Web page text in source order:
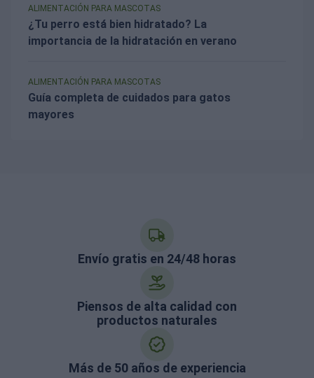
ALIMENTACIÓN PARA MASCOTAS
¿Tu perro está bien hidratado? La
importancia de la hidratación en verano
ALIMENTACIÓN PARA MASCOTAS
Guía completa de cuidados para gatos
mayores
Envío gratis en 24/48 horas
Piensos de alta calidad con
productos naturales
Más de 50 años de experiencia